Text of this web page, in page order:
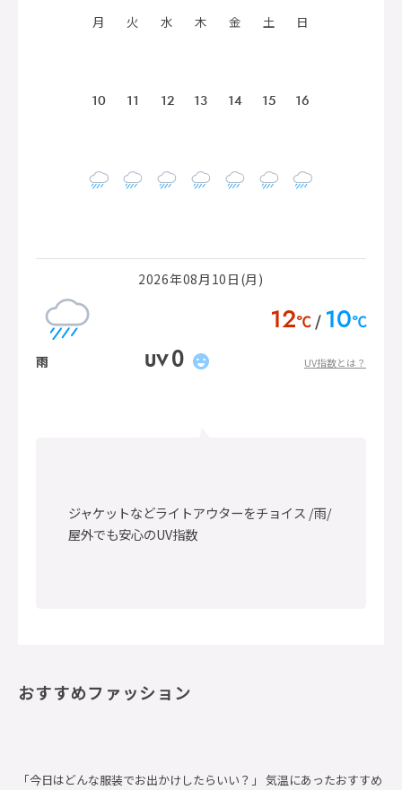
月
10
火
11
水
12
木
13
金
14
土
15
日
16
2026年08月10日(月)
12℃ 10℃
雨 UV0 UV指数とは？
ジャケットなどライトアウターをチョイス /雨/
屋外でも安心のUV指数
おすすめファッション
「今日はどんな服装でお出かけしたらいい？」 気温にあったおすすめ